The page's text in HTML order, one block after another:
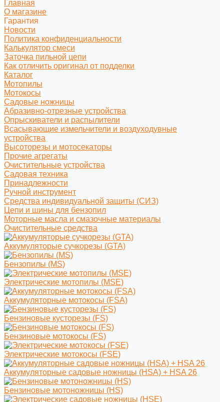
Главная
О магазине
Гарантия
Новости
Политика конфиденциальности
Калькулятор смеси
Заточка пильной цепи
Как отличить оригинал от подделки
Каталог
Мотопилы
Мотокосы
Садовые ножницы
Абразивно-отрезные устройства
Опрыскиватели и распылители
Всасывающие измельчители и воздуходувные
устройства
Высоторезы и мотосекаторы
Прочие агрегаты
Очистительные устройства
Садовая техника
Принадлежности
Ручной инструмент
Средства индивидуальной защиты (СИЗ)
Цепи и шины для бензопил
Моторные масла и смазочные материалы
Очистительные средства
Аккумуляторые сучкорезы (GTA)
Бензопилы (MS)
Электрические мотопилы (MSE)
Аккумуляторные мотокосы (FSA)
Бензиновые кусторезы (FS)
Бензиновые мотокосы (FS)
Электрические мотокосы (FSE)
Аккумуляторные садовые ножницы (HSA) + HSA 26
Бензиновые мотоножницы (HS)